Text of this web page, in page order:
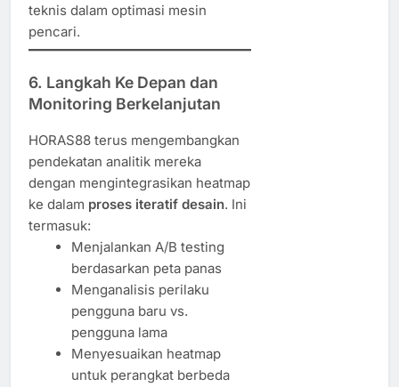
teknis dalam optimasi mesin
pencari.
6. Langkah Ke Depan dan
Monitoring Berkelanjutan
HORAS88 terus mengembangkan
pendekatan analitik mereka
dengan mengintegrasikan heatmap
ke dalam proses iteratif desain. Ini
termasuk:
Menjalankan A/B testing
berdasarkan peta panas
Menganalisis perilaku
pengguna baru vs.
pengguna lama
Menyesuaikan heatmap
untuk perangkat berbeda